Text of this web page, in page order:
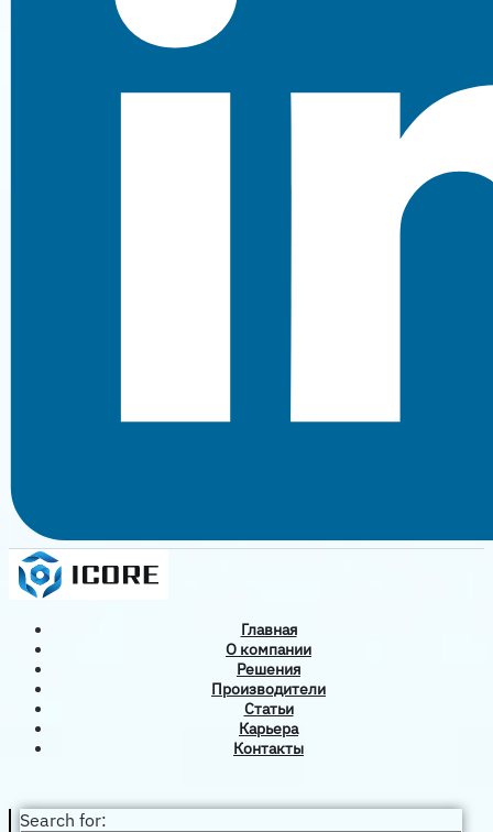
Главная
О компании
Решения
Производители
Статьи
Карьера
Контакты
Search for: